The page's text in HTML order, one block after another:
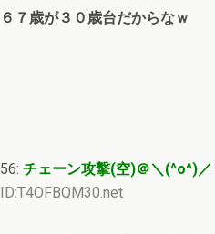
６７歳が３０歳台だからなｗ
56: チェーン攻撃(空)＠＼(^o^)／
ID:T4OFBQM30.net